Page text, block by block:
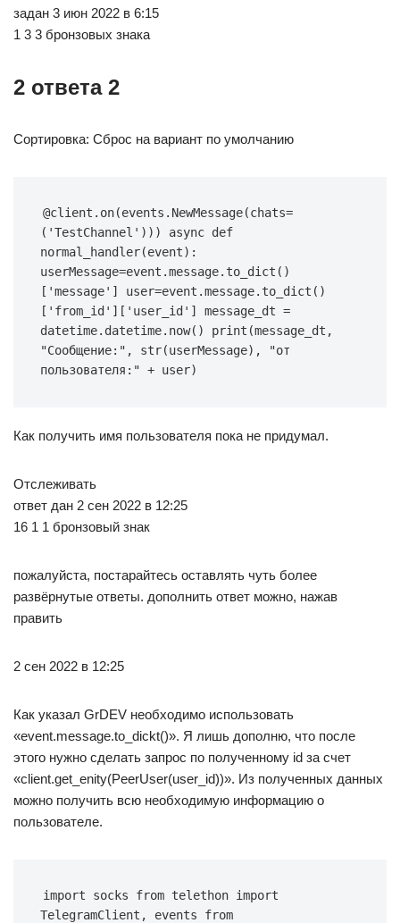
задан 3 июн 2022 в 6:15
1 3 3 бронзовых знака
2 ответа 2
Сортировка: Сброс на вариант по умолчанию
@client.on(events.NewMessage(chats=
('TestChannel'))) async def
normal_handler(event):
userMessage=event.message.to_dict()
['message'] user=event.message.to_dict()
['from_id']['user_id'] message_dt =
datetime.datetime.now() print(message_dt,
"Сообщение:", str(userMessage), "от
пользователя:" + user)
Как получить имя пользователя пока не придумал.
Отслеживать
ответ дан 2 сен 2022 в 12:25
16 1 1 бронзовый знак
пожалуйста, постарайтесь оставлять чуть более
развёрнутые ответы. дополнить ответ можно, нажав
править
2 сен 2022 в 12:25
Как указал GrDEV необходимо использовать
«event.message.to_dickt()». Я лишь дополню, что после
этого нужно сделать запрос по полученному id за счет
«client.get_enity(PeerUser(user_id))». Из полученных данных
можно получить всю необходимую информацию о
пользователе.
import socks from telethon import
TelegramClient, events from